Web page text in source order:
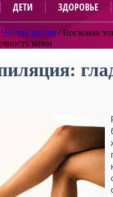
ДЕТИ ЗДОРОВЬЕ
Чистая линия /Восковая
кожи